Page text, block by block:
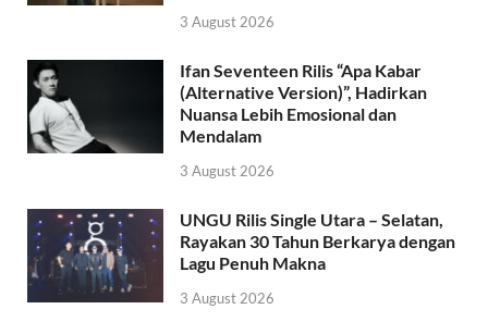
3 August 2026
Ifan Seventeen Rilis “Apa Kabar
(Alternative Version)”, Hadirkan
Nuansa Lebih Emosional dan
Mendalam
3 August 2026
UNGU Rilis Single Utara – Selatan,
Rayakan 30 Tahun Berkarya dengan
Lagu Penuh Makna
3 August 2026